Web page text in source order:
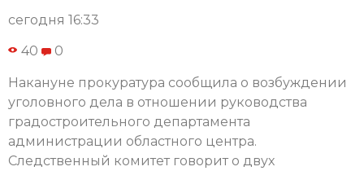
сегодня 16:33
40 0
Накануне прокуратура сообщила о возбуждении
уголовного дела в отношении руководства
градостроительного департамента
администрации областного центра.
Следственный комитет говорит о двух